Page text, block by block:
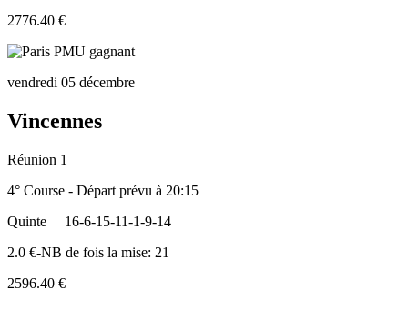
2776.40 €
vendredi 05 décembre
Vincennes
Réunion 1
4° Course - Départ prévu à 20:15
Quinte
16-6-15-11-1-9-14
2.0 €-NB de fois la mise: 21
2596.40 €